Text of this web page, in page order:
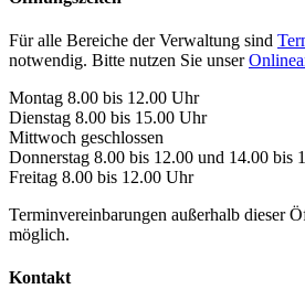
Für alle Bereiche der Verwaltung sind
notwendig. Bitte nutzen Sie unser
Montag 8.00 bis 12.00 Uhr
Dienstag 8.00 bis 15.00 Uhr
Mittwoch geschlossen
Donnerstag 8.00 bis 12.00 und 14.00 bis
Freitag 8.00 bis 12.00 Uhr
Terminvereinbarungen außerhalb dieser
möglich.
Kontakt